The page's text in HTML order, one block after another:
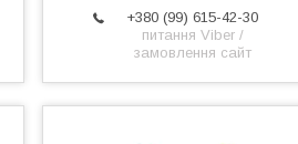
+380 (99) 615-42-30
питання Viber /
замовлення сайт